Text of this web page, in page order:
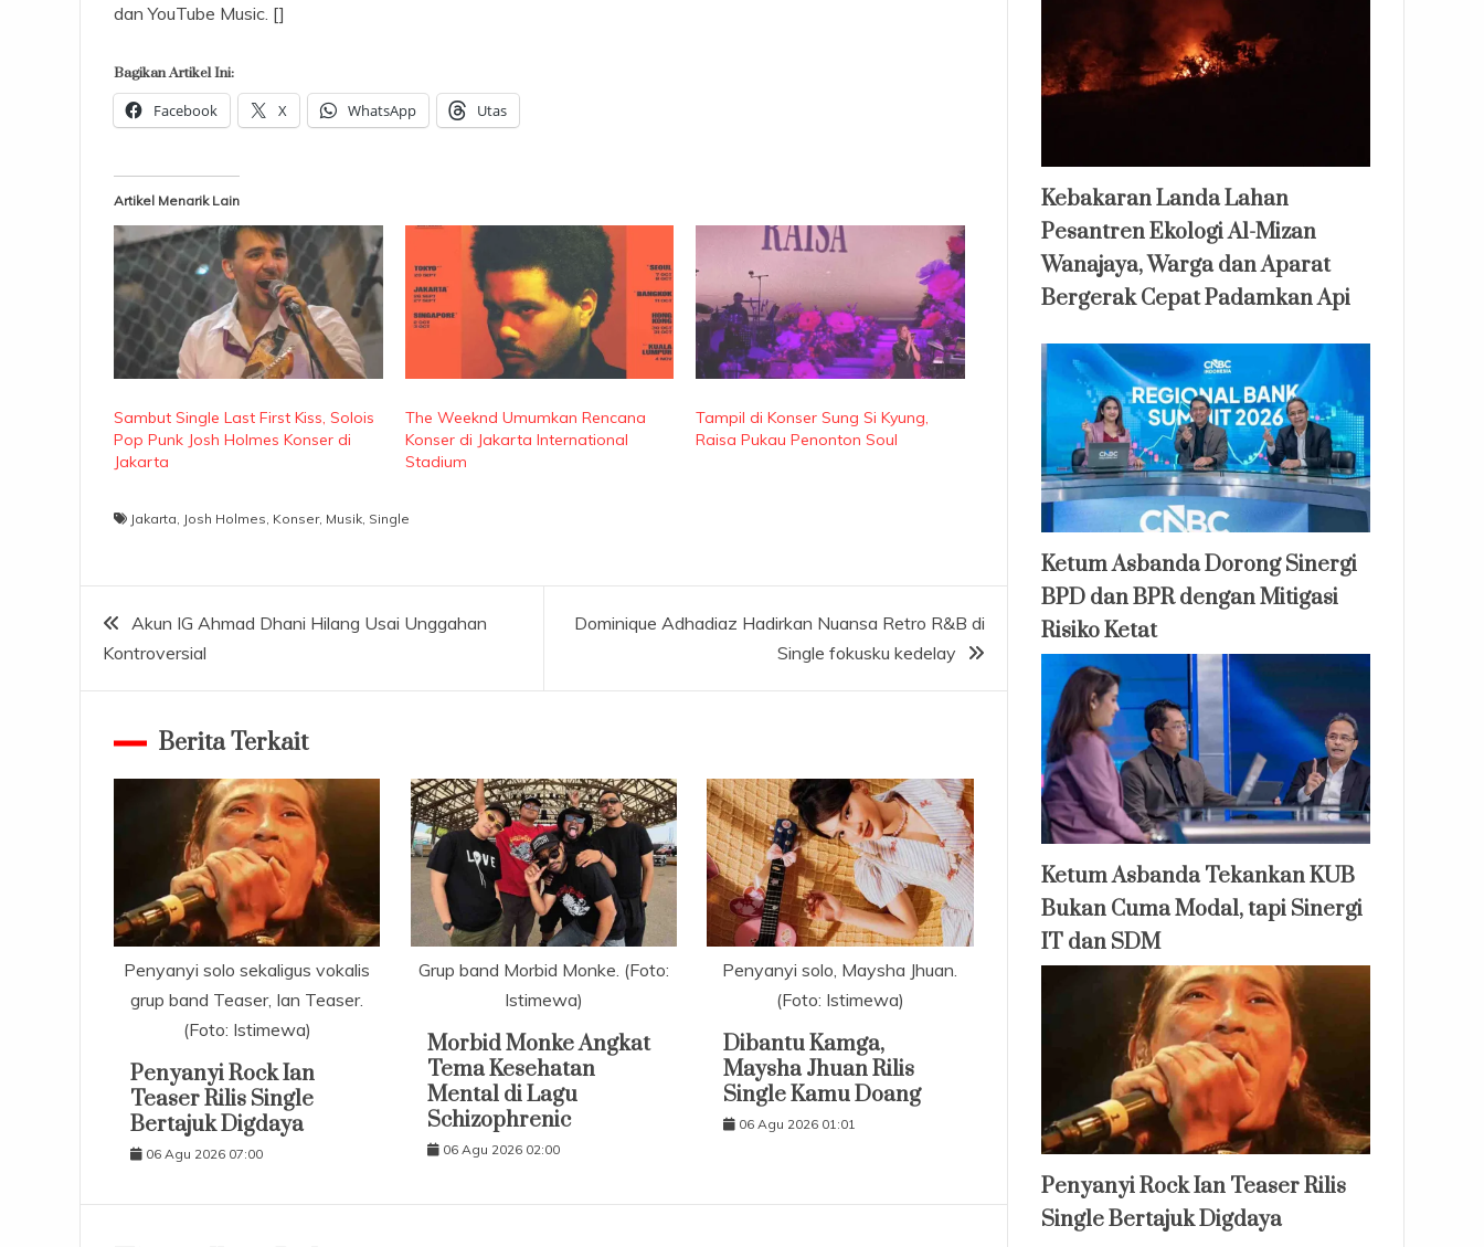
dan YouTube Music. []
Bagikan Artikel Ini:
Facebook X WhatsApp Utas
Artikel Menarik Lain
Sambut Single Last First Kiss, Solois
Pop Punk Josh Holmes Konser di
Jakarta
The Weeknd Umumkan Rencana
Konser di Jakarta International
Stadium
Tampil di Konser Sung Si Kyung,
Raisa Pukau Penonton Soul
Jakarta, Josh Holmes, Konser, Musik, Single
Navigasi
pos
Akun IG Ahmad Dhani Hilang Usai Unggahan
Kontroversial
Dominique Adhadiaz Hadirkan Nuansa Retro R&B di
Single fokusku kedelay
Berita Terkait
Penyanyi solo sekaligus vokalis
grup band Teaser, Ian Teaser.
(Foto: Istimewa)
Penyanyi Rock Ian
Teaser Rilis Single
Bertajuk Digdaya
06 Agu 2026 07:00
Grup band Morbid Monke. (Foto:
Istimewa)
Morbid Monke Angkat
Tema Kesehatan
Mental di Lagu
Schizophrenic
06 Agu 2026 02:00
Penyanyi solo, Maysha Jhuan.
(Foto: Istimewa)
Dibantu Kamga,
Maysha Jhuan Rilis
Single Kamu Doang
06 Agu 2026 01:01
Kebakaran Landa Lahan
Pesantren Ekologi Al-Mizan
Wanajaya, Warga dan Aparat
Bergerak Cepat Padamkan Api
Ketum Asbanda Dorong Sinergi
BPD dan BPR dengan Mitigasi
Risiko Ketat
Ketum Asbanda Tekankan KUB
Bukan Cuma Modal, tapi Sinergi
IT dan SDM
Penyanyi Rock Ian Teaser Rilis
Single Bertajuk Digdaya